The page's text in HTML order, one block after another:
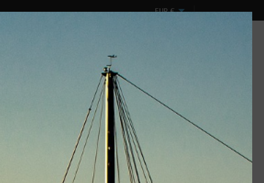
EUR€
Design & Spectacles DESTOCKAGE !